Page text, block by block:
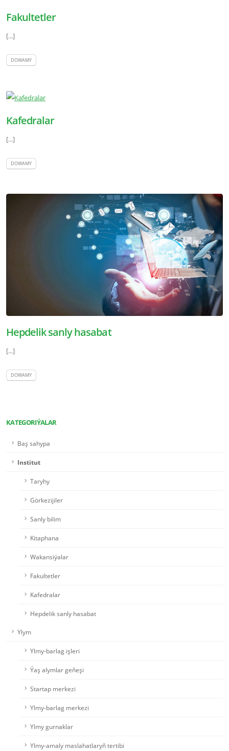
Fakultetler
[...]
DOWAMY
Kafedralar
[...]
DOWAMY
Hepdelik sanly hasabat
[...]
DOWAMY
KATEGORIÝALAR
Baş sahypa
Institut
Taryhy
Görkezijiler
Sanly bilim
Kitaphana
Wakansiýalar
Fakultetler
Kafedralar
Hepdelik sanly hasabat
Ylym
Ylmy-barlag işleri
Ýaş alymlar geňeşi
Startap merkezi
Ylmy-barlag merkezi
Ylmy gurnaklar
Ylmy-amaly maslahatlaryň tertibi